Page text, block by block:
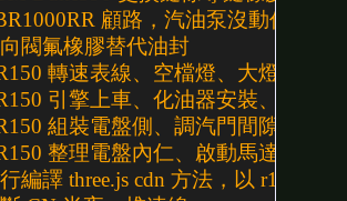
顧路，汽油泵沒動作
閥氟橡膠替代油封
轉速表線、空檔燈、大燈、側殼
引擎上車、化油器安裝、腳踏、
組裝電盤側、調汽門間隙、安
整理電盤內仁、啟動馬達、電盤
編譯 three.js cdn 方法，以 r155 為例